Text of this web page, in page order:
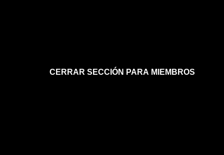
CERRAR SECCIÓN PARA MIEMBROS